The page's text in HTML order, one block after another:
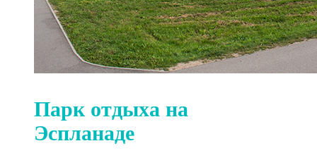
Парк отдыха на
Эспланаде